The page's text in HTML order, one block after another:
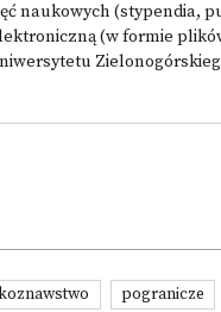
naukowych (stypendia,
(w formie
pogranicze